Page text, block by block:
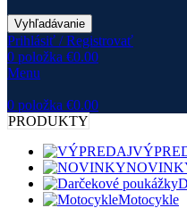
Vyhľadávanie
Prihlásiť / Registrovať
0 položka €0.00
Menu
0 položka €0.00
PRODUKTY
Motocykle